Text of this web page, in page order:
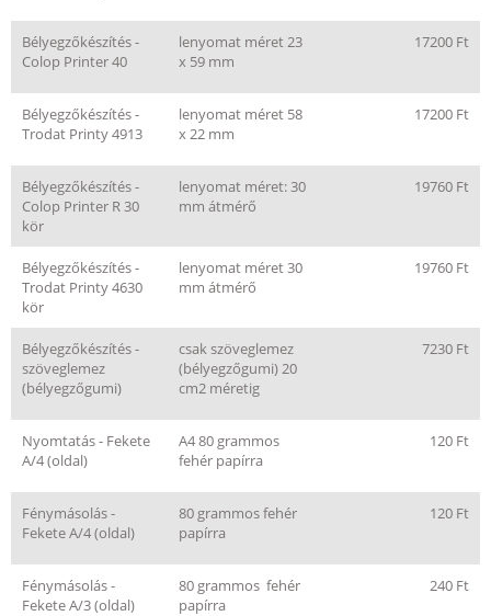
Bélyegzőkészítés -
Colop Printer 40
lenyomat méret 23
x 59 mm
17200 Ft
Bélyegzőkészítés -
Trodat Printy 4913
lenyomat méret 58
x 22 mm
17200 Ft
Bélyegzőkészítés -
Colop Printer R 30
kör
lenyomat méret: 30
mm átmérő
19760 Ft
Bélyegzőkészítés -
Trodat Printy 4630
kör
lenyomat méret 30
mm átmérő
19760 Ft
Bélyegzőkészítés -
szöveglemez
(bélyegzőgumi)
csak szöveglemez
(bélyegzőgumi) 20
cm2 méretig
7230 Ft
Nyomtatás - Fekete
A/4 (oldal)
A4 80 grammos
fehér papírra
120 Ft
Fénymásolás -
Fekete A/4 (oldal)
80 grammos fehér
papírra
120 Ft
Fénymásolás -
Fekete A/3 (oldal)
80 grammos fehér
papírra
240 Ft